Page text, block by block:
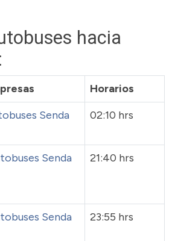
hacia
Horarios
Senda 02:10 hrs
Senda 21:40 hrs
Senda 23:55 hrs